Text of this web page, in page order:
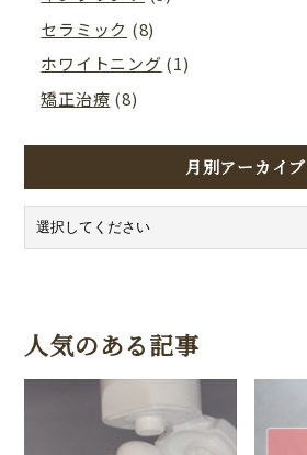
セラミック (8)
ホワイトニング (1)
矯正治療 (8)
月別アーカイブ
人気のある記事